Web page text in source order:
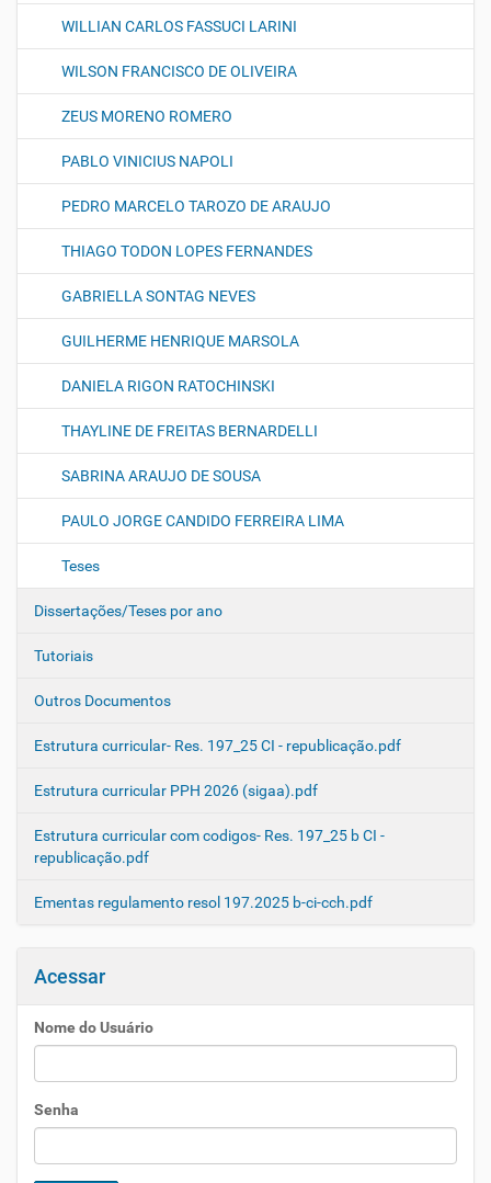
WILLIAN CARLOS FASSUCI LARINI
WILSON FRANCISCO DE OLIVEIRA
ZEUS MORENO ROMERO
PABLO VINICIUS NAPOLI
PEDRO MARCELO TAROZO DE ARAUJO
THIAGO TODON LOPES FERNANDES
GABRIELLA SONTAG NEVES
GUILHERME HENRIQUE MARSOLA
DANIELA RIGON RATOCHINSKI
THAYLINE DE FREITAS BERNARDELLI
SABRINA ARAUJO DE SOUSA
PAULO JORGE CANDIDO FERREIRA LIMA
Teses
Dissertações/Teses por ano
Tutoriais
Outros Documentos
Estrutura curricular- Res. 197_25 CI - republicação.pdf
Estrutura curricular PPH 2026 (sigaa).pdf
Estrutura curricular com codigos- Res. 197_25 b CI -
republicação.pdf
Ementas regulamento resol 197.2025 b-ci-cch.pdf
Acessar
Nome do Usuário
Senha